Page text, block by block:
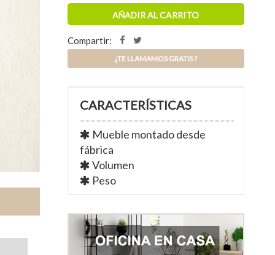
AÑADIR AL CARRITO
Compartir:
¿TE LLAMAMOS GRATIS ?
CARACTERÍSTICAS
Mueble montado desde
fábrica
Volumen
Peso